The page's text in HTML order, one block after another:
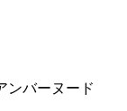
ンバーヌード